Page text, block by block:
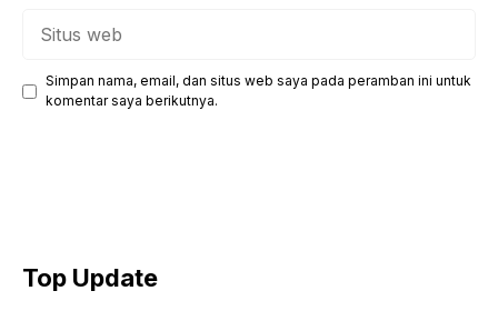
Simpan nama, email, dan situs web saya pada peramban ini untuk
komentar saya berikutnya.
Top Update